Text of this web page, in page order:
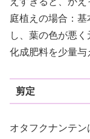
庭植えの場合：
し、葉の色が悪
化成肥料を少量与
剪定
オタフクナンテン